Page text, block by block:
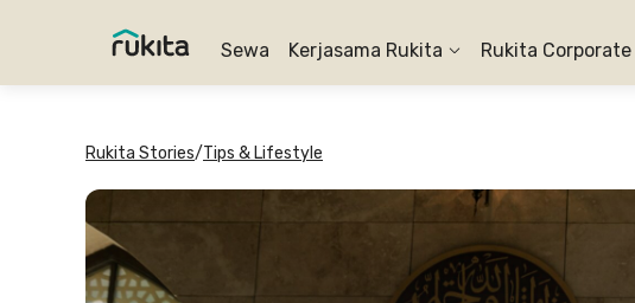
Sewa Kerjasama Rukita Rukita Corporate
Rukita Stories/Tips & Lifestyle